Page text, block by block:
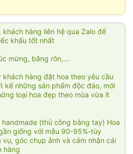
hàng liên hệ qua Zalo để
khấu tốt nhất
mừng, băng rôn,...
hàng đặt hoa theo yêu cầu
kế những sản phẩm độc đáo, mới
loại hoa đẹp theo mùa vừa ít
(thủ công bằng tay) Hoa
giống với mẫu 90-95%-tùy
góc chụp ảnh và cảm nhận cái
hàng